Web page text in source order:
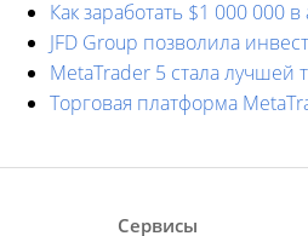
Как заработать $1 000 000
JFD Group позволила
MetaTrader 5 стала лучшей
Торговая платформа
Сервисы